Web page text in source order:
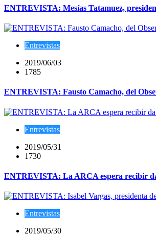
ENTREVISTA: Mesías Tatamuez,
Entrevistas
2019/06/03
1785
ENTREVISTA: Fausto Camacho, del
Entrevistas
2019/05/31
1730
ENTREVISTA: La ARCA espera recibir
Entrevistas
2019/05/30